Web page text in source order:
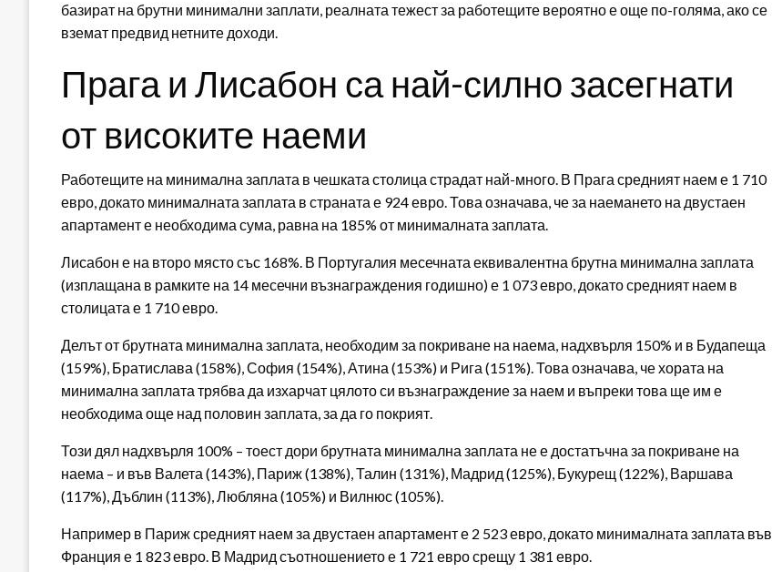
базират на брутни минимални заплати, реалната тежест за работещите вероятно е още по-голяма, ако се
вземат предвид нетните доходи.
Прага и Лисабон са най-силно засегнати
от високите наеми
Работещите на минимална заплата в чешката столица страдат най-много. В Прага средният наем е 1 710
евро, докато минималната заплата в страната е 924 евро. Това означава, че за наемането на двустаен
апартамент е необходима сума, равна на 185% от минималната заплата.
Лисабон е на второ място със 168%. В Португалия месечната еквивалентна брутна минимална заплата
(изплащана в рамките на 14 месечни възнаграждения годишно) е 1 073 евро, докато средният наем в
столицата е 1 710 евро.
Делът от брутната минимална заплата, необходим за покриване на наема, надхвърля 150% и в Будапеща
(159%), Братислава (158%), София (154%), Атина (153%) и Рига (151%). Това означава, че хората на
минимална заплата трябва да изхарчат цялото си възнаграждение за наем и въпреки това ще им е
необходима още над половин заплата, за да го покрият.
Този дял надхвърля 100% – тоест дори брутната минимална заплата не е достатъчна за покриване на
наема – и във Валета (143%), Париж (138%), Талин (131%), Мадрид (125%), Букурещ (122%), Варшава
(117%), Дъблин (113%), Любляна (105%) и Вилнюс (105%).
Например в Париж средният наем за двустаен апартамент е 2 523 евро, докато минималната заплата във
Франция е 1 823 евро. В Мадрид съотношението е 1 721 евро срещу 1 381 евро.